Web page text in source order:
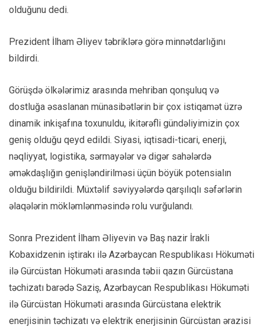
olduğunu dedi.
Prezident İlham Əliyev təbriklərə görə minnətdarlığını
bildirdi.
Görüşdə ölkələrimiz arasında mehriban qonşuluq və
dostluğa əsaslanan münasibətlərin bir çox istiqamət üzrə
dinamik inkişafına toxunuldu, ikitərəfli gündəliyimizin çox
geniş olduğu qeyd edildi. Siyasi, iqtisadi-ticari, enerji,
nəqliyyat, logistika, sərmayələr və digər sahələrdə
əməkdaşlığın genişləndirilməsi üçün böyük potensialın
olduğu bildirildi. Müxtəlif səviyyələrdə qarşılıqlı səfərlərin
əlaqələrin mökləmlənməsində rolu vurğulandı.
Sonra Prezident İlham Əliyevin və Baş nazir İrakli
Kobaxidzenin iştirakı ilə Azərbaycan Respublikası Hökuməti
ilə Gürcüstan Hökuməti arasında təbii qazın Gürcüstana
təchizatı barədə Saziş, Azərbaycan Respublikası Hökuməti
ilə Gürcüstan Hökuməti arasında Gürcüstana elektrik
enerjisinin təchizatı və elektrik enerjisinin Gürcüstan ərazisi